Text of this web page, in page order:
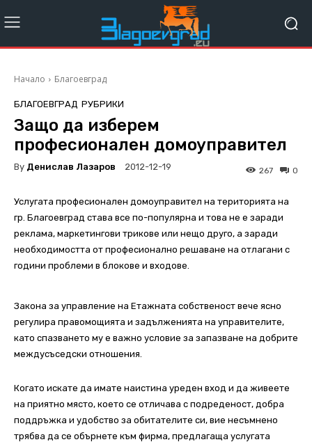
Начало Благоевград
БЛАГОЕВГРАД РУБРИКИ
Защо да изберем
професионален домоуправител
By Денислав Лазаров 2012-12-19 0
267
Услугата професионален домоуправител на територията на
гр. Благоевград става все по-популярна и това не е заради
реклама, маркетингови трикове или нещо друго, а заради
необходимостта от професионално решаване на отлагани с
години проблеми в блокове и входове.
Закона за управление на Етажната собственост вече ясно
регулира правомощията и задълженията на управителите,
като спазването му е важно условие за запазване на добрите
междусъседски отношения.
Когато искате да имате наистина уреден вход и да живеете
на приятно място, което се отличава с подреденост, добра
поддръжка и удобство за обитателите си, вие несъмнено
трябва да се обърнете към фирма, предлагаща услугата